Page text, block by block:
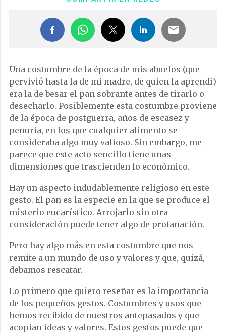
Una costumbre de la época de mis abuelos (que
pervivió hasta la de mi madre, de quien la aprendí)
era la de besar el pan sobrante antes de tirarlo o
desecharlo. Posiblemente esta costumbre proviene
de la época de postguerra, años de escasez y
penuria, en los que cualquier alimento se
consideraba algo muy valioso. Sin embargo, me
parece que este acto sencillo tiene unas
dimensiones que trascienden lo económico.
Hay un aspecto indudablemente religioso en este
gesto. El pan es la especie en la que se produce el
misterio eucarístico. Arrojarlo sin otra
consideración puede tener algo de profanación.
Pero hay algo más en esta costumbre que nos
remite a un mundo de uso y valores y que, quizá,
debamos rescatar.
Lo primero que quiero reseñar es la importancia
de los pequeños gestos. Costumbres y usos que
hemos recibido de nuestros antepasados y que
acopian ideas y valores. Estos gestos puede que